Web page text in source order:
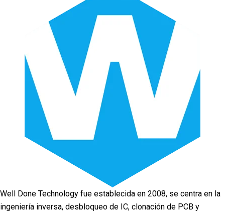
Well Done Technology fue establecida en 2008, se centra en la
ingeniería inversa, desbloqueo de IC, clonación de PCB y